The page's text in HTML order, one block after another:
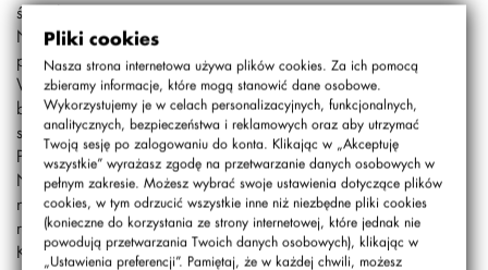
Pliki cookies
Nasza strona internetowa używa plików cookies. Za ich pomocą
zbieramy informacje, które mogą stanowić dane osobowe.
Wykorzystujemy je w celach personalizacyjnych, funkcjonalnych,
analitycznych, bezpieczeństwa i reklamowych oraz aby utrzymać
Twoją sesję po zalogowaniu do konta. Klikając w „Akceptuję
wszystkie” wyrażasz zgodę na przetwarzanie danych osobowych w
pełnym zakresie. Możesz wybrać swoje ustawienia dotyczące plików
cookies, w tym odrzucić wszystkie inne niż niezbędne pliki cookies
(konieczne do korzystania ze strony internetowej, które jednak nie
powodują przetwarzania Twoich danych osobowych), klikając w
„Ustawienia preferencji”. Pamiętaj, że w każdej chwili, możesz
śmiechu.
Następnego dnia była wyprawa korytem rzeki i szkolenie
paintballowe. Wyprawa korytem rzeki była super!
Wszyscy zamoczyliśmy się powyżej kolan. Momentami
było stromo, więc potrzebowaliśmy liny. Pan Filip jednak
się tym nie przejął i przeskoczył nad wodospadem!
Później cali mokrzy, ale szczęśliwi dotarliśmy do hotelu.
Na szkoleniu paintballowym pan opowiadał nam jak
należy się zachowywać i co wolno, a czego nie wolno
robić.
Kolejnego dnia odbyły się zajęcia. Nasza klasa miała